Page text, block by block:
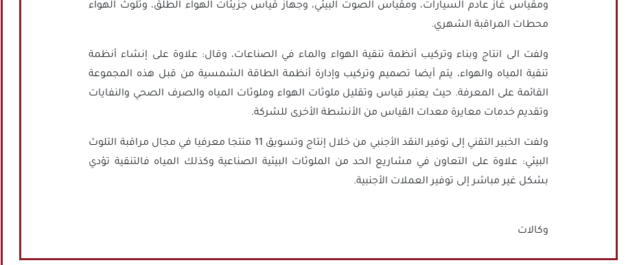
ومقياس غاز عادم السيارات، ومقياس الصوت البيئي، وجهاز قياس جزيئات الهواء الطلق، وتلوث الهواء
محطات المراقبة الشهري.
ولفت الى انتاج وبناء وتركيب أنظمة تنقية الهواء والماء في الصناعات، وقال: علاوة على إنشاء أنظمة
تنقية المياه والهواء، يتم أيضا تصميم وتركيب وإدارة أنظمة الطاقة الشمسية من قبل هذه المجموعة
القائمة على المعرفة. حيث يعتبر قياس وتقليل ملوثات الهواء وملوثات المياه والصرف الصحي والنفايات
وتقديم خدمات معايرة معدات القياس من الأنشطة الأخرى للشركة.
ولفت الخبير التقني إلى توفير النقد الأجنبي من خلال إنتاج وتسويق 11 منتجا معرفيا في مجال مراقبة التلوث
البيئي: علاوة على التعاون في مشاريع الحد من الملوثات البيئية الصناعية وكذلك المياه فالتنقية تؤدي
بشكل غير مباشر إلى توفير العملات الأجنبية.
وكالات